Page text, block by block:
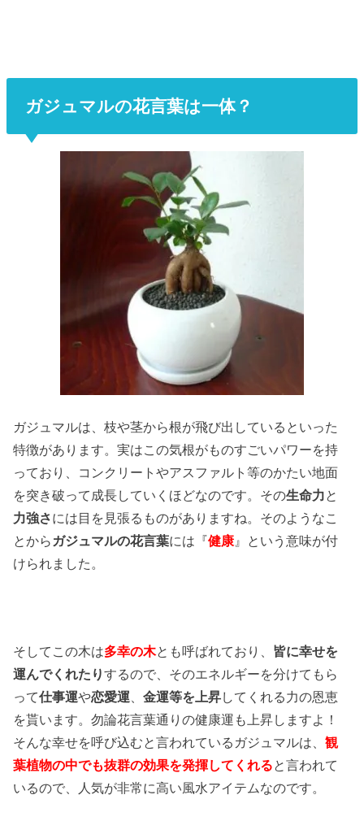
ガジュマルの花言葉は一体？
ガジュマルは、枝や茎から根が飛び出しているといった
特徴があります。実はこの気根がものすごいパワーを持
っており、コンクリートやアスファルト等のかたい地面
を突き破って成長していくほどなのです。その生命力と
力強さには目を見張るものがありますね。そのようなこ
とから ガジュマルの花言葉には『健康 』という意味が付
けられました。
そしてこの木は多幸の木とも呼ばれており、 皆に幸せを
運んでくれたりするので、そのエネルギーを分けてもら
って仕事運や恋愛運 、金運等を上昇してくれる力の恩恵
を貰います。勿論花言葉通りの健康運も上昇しますよ！
そんな幸せを呼び込むと言われているガジュマルは、観
葉植物の中でも抜群の効果を発揮してくれると言われて
いるので、人気が非常に高い風水アイテムなのです。